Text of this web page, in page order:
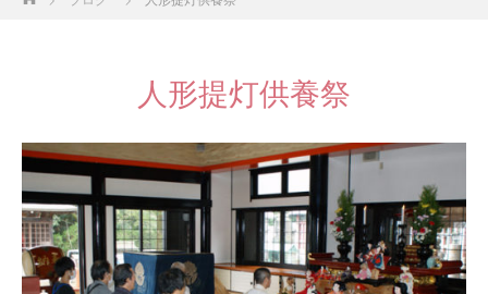
人形提灯供養祭